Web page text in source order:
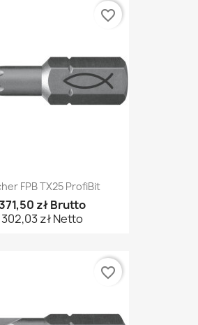
FPB TX25 ProfiBit
zł Brutto
302,03 zł Netto
favorite_border
favorite_border